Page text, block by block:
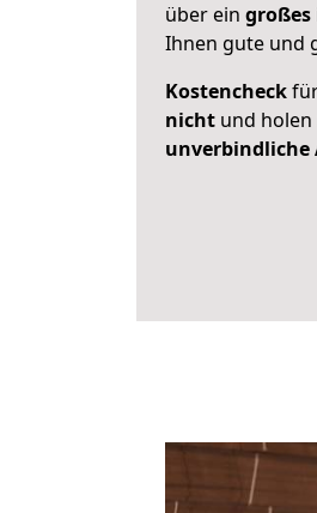
über ein
Ihnen gute und
Kostencheck
nicht und holen
unverbindliche